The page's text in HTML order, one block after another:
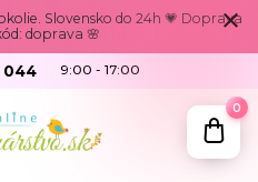
Slovensko do 24h 💗 Doprava
doprava 🌸
044 9:00 - 17:00
0